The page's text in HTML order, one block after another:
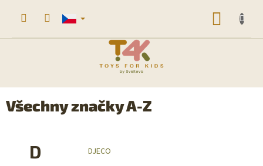
Všechny značky A-Z
D DJECO